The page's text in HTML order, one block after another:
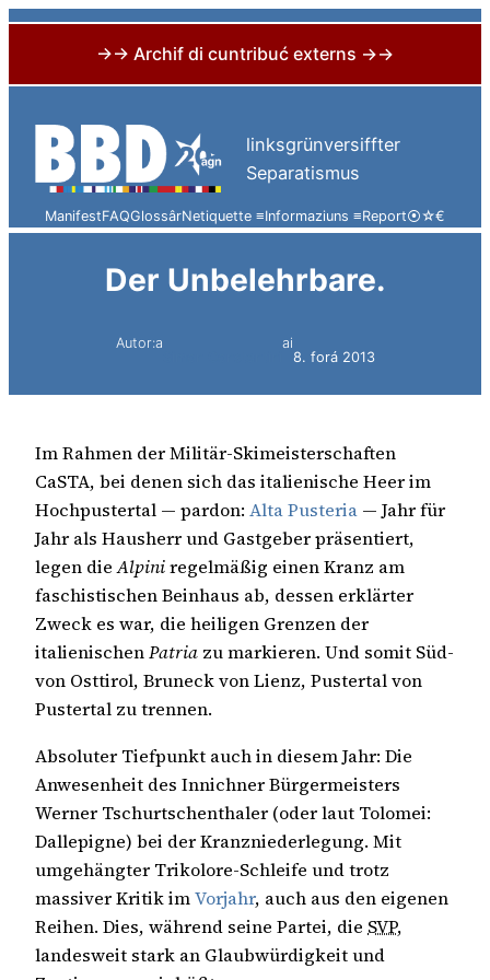
→→ Archif di cuntribuć externs →→
content
linksgrünversiffter
Separatismus
ManifestFAQGlossârNetiquette ≡Informaziuns ≡Report⦿☆€
Der Unbelehrbare.
Autor:a
ai
8. forá 2013
Im Rahmen der Militär-Skimeisterschaften
CaSTA, bei denen sich das italienische Heer im
Hochpustertal — pardon: Alta Pusteria — Jahr für
Jahr als Hausherr und Gastgeber präsentiert,
legen dieAlpiniregelmäßig einen Kranz am
faschistischen Beinhaus ab, dessen erklärter
Zweck es war, die heiligen Grenzen der
italienischenPatria zu markieren. Und somit Süd-
von Osttirol, Bruneck von Lienz, Pustertal von
Pustertal zu trennen.
Absoluter Tiefpunkt auch in diesem Jahr: Die
Anwesenheit des Innichner Bürgermeisters
Werner Tschurtschenthaler (oder laut Tolomei:
Dallepigne) bei der Kranzniederlegung. Mit
umgehängter Trikolore-Schleife und trotz
massiver Kritik imVorjahr, auch aus den eigenen
Reihen. Dies, während seine Partei, die SVP,
landesweit stark an Glaubwürdigkeit und